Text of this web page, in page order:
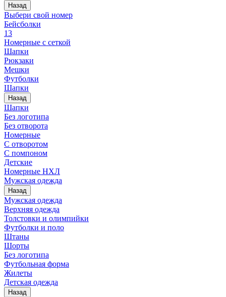
Назад
Выбери свой номер
Бейсболки
13
Номерные с сеткой
Шапки
Рюкзаки
Мешки
Футболки
Шапки
Назад
Шапки
Без логотипа
Без отворота
Номерные
С отворотом
С помпоном
Детские
Номерные НХЛ
Мужская одежда
Назад
Мужская одежда
Верхняя одежда
Толстовки и олимпийки
Футболки и поло
Штаны
Шорты
Без логотипа
Футбольная форма
Жилеты
Детская одежда
Назад